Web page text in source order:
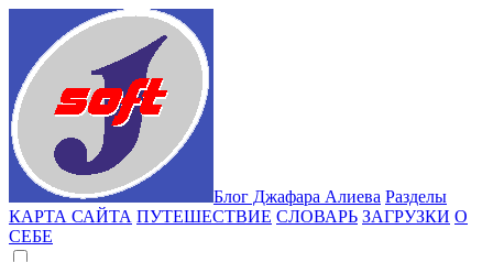
Блог Джафара Алиева Разделы
КАРТА САЙТА ПУТЕШЕСТВИЕ СЛОВАРЬ ЗАГРУЗКИ О
СЕБЕ